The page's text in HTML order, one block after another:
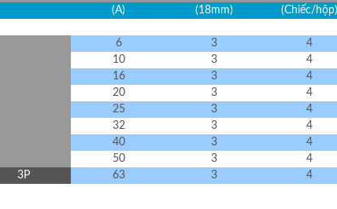
(A) (18mm) (Chiếc/hộp)
6 3 4
10
3 4
16
3 4
20
3 4
25
3 4
32
3 4
40
3 4
50
3 4
3P
63 3 4